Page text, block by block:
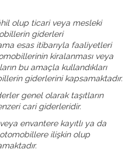
olup ticari veya mesleki
giderleri
esas itibarıyla faaliyetleri
kiralanması veya
bu amaçla kullandıkları
giderlerini kapsamaktadır.
genel olarak taşıtların
cari giderleridir.
envantere kayıtlı ya da
ilişkin olup